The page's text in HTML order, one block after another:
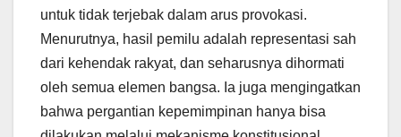
untuk tidak terjebak dalam arus provokasi.
Menurutnya, hasil pemilu adalah representasi sah
dari kehendak rakyat, dan seharusnya dihormati
oleh semua elemen bangsa. Ia juga mengingatkan
bahwa pergantian kepemimpinan hanya bisa